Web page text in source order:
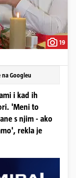
19
Googleu
i kad ih
'Meni to
s njim - ako
rekla je